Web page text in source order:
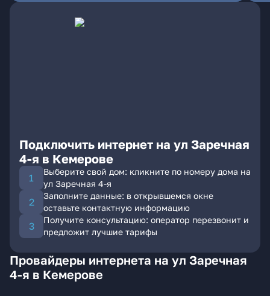
Подключить интернет на ул Заречная
4-я в Кемерове
Выберите свой дом: кликните по номеру дома на
ул Заречная 4-я
Заполните данные: в открывшемся окне
оставьте контактную информацию
Получите консультацию: оператор перезвонит и
предложит лучшие тарифы
Провайдеры интернета на ул Заречная
4-я в Кемерове